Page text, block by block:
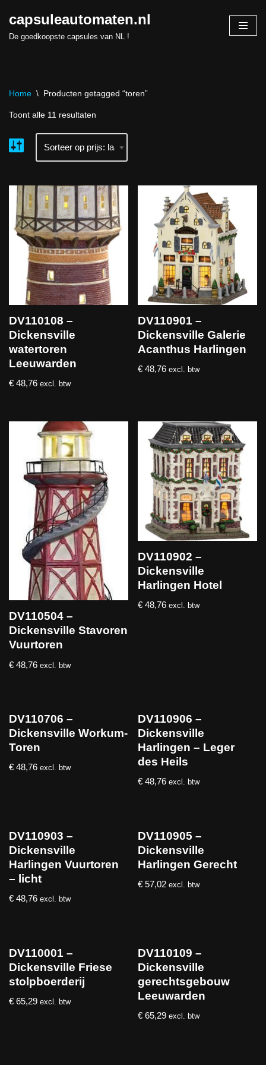
Skip
capsuleautomaten.nl
De goedkoopste capsules van NL !
Home \ Producten getagged “toren”
Toont alle 11 resultaten
DV110108 –
Dickensville
watertoren
Leeuwarden
€ 48,76 excl. btw
DV110901 –
Dickensville Galerie
Acanthus Harlingen
€ 48,76 excl. btw
DV110504 –
Dickensville Stavoren
Vuurtoren
€ 48,76 excl. btw
DV110902 –
Dickensville
Harlingen Hotel
€ 48,76 excl. btw
DV110706 –
Dickensville Workum-
Toren
€ 48,76 excl. btw
DV110906 –
Dickensville
Harlingen – Leger
des Heils
€ 48,76 excl. btw
DV110903 –
Dickensville
Harlingen Vuurtoren
– licht
€ 48,76 excl. btw
DV110905 –
Dickensville
Harlingen Gerecht
€ 57,02 excl. btw
DV110001 –
Dickensville Friese
stolpboerderij
€ 65,29 excl. btw
DV110109 –
Dickensville
gerechtsgebouw
Leeuwarden
€ 65,29 excl. btw